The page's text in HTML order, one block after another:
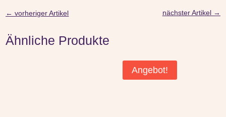
←vorheriger Artikel nächster Artikel→
Ähnliche Produkte
Angebot!